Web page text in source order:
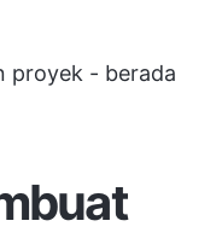
proyek - berada